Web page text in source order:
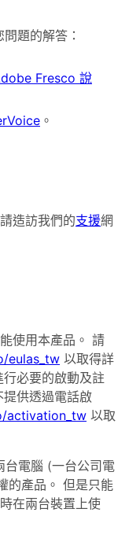
題的解答：
Fresco 說
。
造訪我們的支援網
使用本產品。 請
eulas_tw 以取得詳
必要的啟動及註
供透過電話啟
activation_tw 以取
電腦 (一台公司電
的產品。 但是只能
在兩台裝置上使